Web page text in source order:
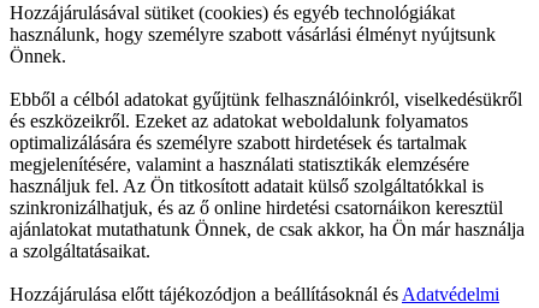
Hozzájárulásával sütiket (cookies) és egyéb technológiákat
használunk, hogy személyre szabott vásárlási élményt nyújtsunk
Önnek.
Ebből a célból adatokat gyűjtünk felhasználóinkról, viselkedésükről
és eszközeikről. Ezeket az adatokat weboldalunk folyamatos
optimalizálására és személyre szabott hirdetések és tartalmak
megjelenítésére, valamint a használati statisztikák elemzésére
használjuk fel. Az Ön titkosított adatait külső szolgáltatókkal is
szinkronizálhatjuk, és az ő online hirdetési csatornáikon keresztül
ajánlatokat mutathatunk Önnek, de csak akkor, ha Ön már használja
a szolgáltatásaikat.
Hozzájárulása előtt tájékozódjon a beállításoknál és Adatvédelmi